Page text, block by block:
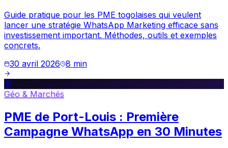
Guide pratique pour les PME togolaises qui veulent
lancer une stratégie WhatsApp Marketing efficace sans
investissement important. Méthodes, outils et exemples
concrets.
30 avril 2026 8 min
💬
Géo & Marchés
PME de Port-Louis : Première
Campagne WhatsApp en 30 Minutes